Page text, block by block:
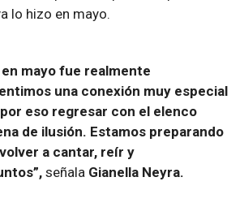
lo hizo en mayo.
mayo fue realmente
una conexión muy especial
eso regresar con el elenco
de ilusión. Estamos preparando
a cantar, reír y
señala Gianella Neyra.